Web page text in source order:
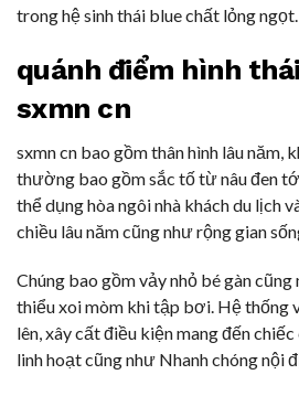
trong hệ sinh thái blue chất lỏng ngọt.
quánh điểm hình
sxmn cn
sxmn cn bao gồm thân hình lâu năm,
thường bao gồm sắc tố từ nâu đen
thể dụng hòa ngôi nhà khách du lịch
chiều lâu năm cũng như rộng gian
Chúng bao gồm vảy nhỏ bé gàn
thiểu xoi mòm khi tập bơi. Hệ thống
lên, xây cất điều kiện mang đến
linh hoạt cũng như Nhanh chóng nội